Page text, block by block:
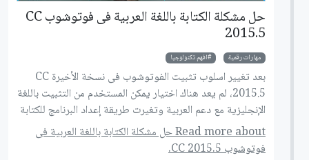
حل مشكلة الكتابة باللغة العربية فى فوتوشوب CC
2015.5
مهارات رقمية افهم تكنولوجيا
بعد تغيير اسلوب تثبيت الفوتوشوب فى نسخة الأخيرة CC
2015.5، لم يعد هناك اختيار يمكن المستخدم من التثبيت باللغة
الإنجليزية مع دعم العربية وتغيرت طريقة إعداد البرنامج للكتابة
باللغة العربية.
Read more about حل مشكلة الكتابة باللغة العربية فى
فوتوشوب CC 2015.5.